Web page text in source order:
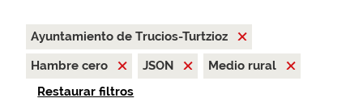
Ayuntamiento de Trucios-Turtzioz
Hambre cero
JSON
Medio rural
Restaurar filtros